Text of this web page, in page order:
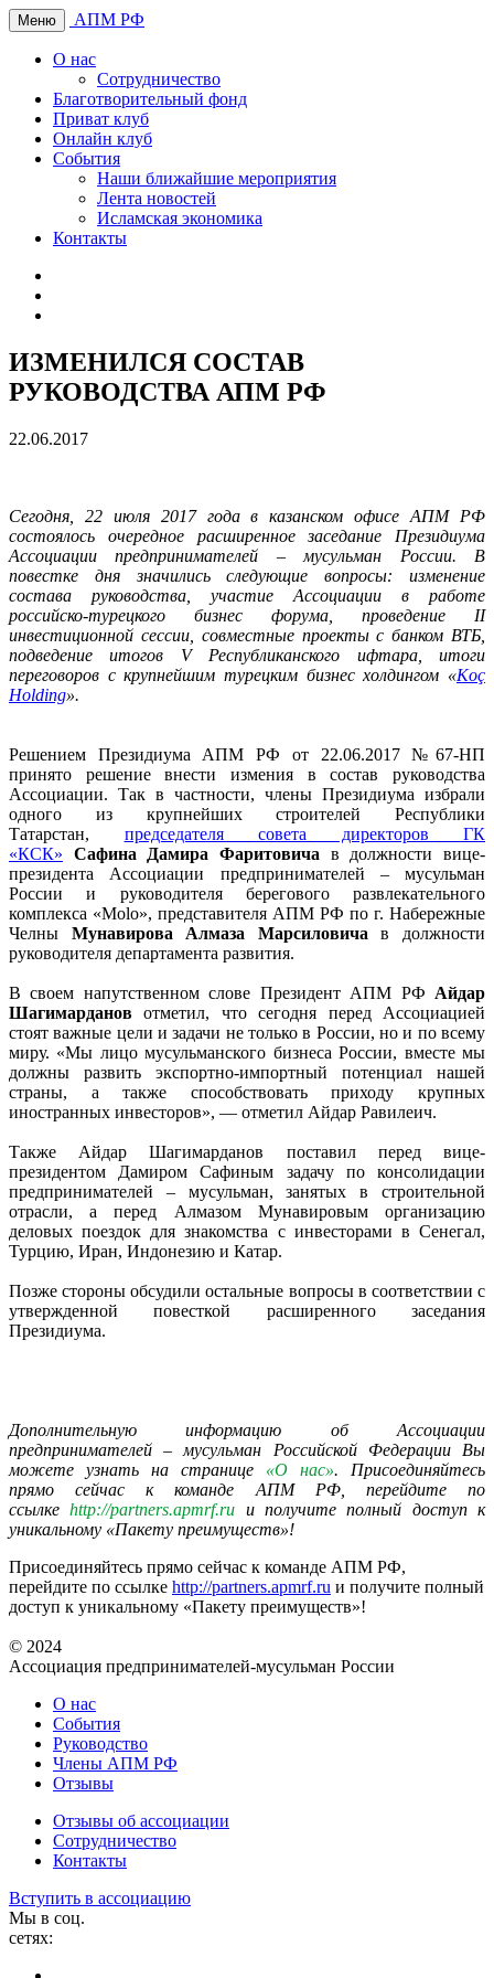
Меню АПМ РФ
О нас
Сотрудничество
Благотворительный фонд
Приват клуб
Онлайн клуб
События
Наши ближайшие мероприятия
Лента новостей
Исламская экономика
Контакты
ИЗМЕНИЛСЯ СОСТАВ
РУКОВОДСТВА АПМ РФ
22.06.2017
Сегодня, 22 июля 2017 года в казанском офисе АПМ РФ
состоялось очередное расширенное заседание Президиума
Ассоциации предпринимателей – мусульман России. В
повестке дня значились следующие вопросы: изменение
состава руководства, участие Ассоциации в работе
российско-турецкого бизнес форума, проведение II
инвестиционной сессии, совместные проекты с банком ВТБ,
подведение итогов V Республиканского ифтара, итоги
переговоров с крупнейшим турецким бизнес холдингом «Koç
Holding».
Решением Президиума АПМ РФ от 22.06.2017 №67-НП
принято решение внести измения в состав руководства
Ассоциации. Так в частности, члены Президиума избрали
одного из крупнейших строителей Республики
Татарстан, председателя совета директоров ГК
«КСК»
Сафина Дамира Фаритовича в должности вице-
президента Ассоциации предпринимателей – мусульман
России и руководителя берегового развлекательного
комплекса «Molo», представителя АПМ РФ по г. Набережные
Челны Мунавирова Алмаза Марсиловича в должности
руководителя департамента развития.
В своем напутственном слове Президент АПМ РФ Айдар
Шагимарданов отметил, что сегодня перед Ассоциацией
стоят важные цели и задачи не только в России, но и по всему
миру. «Мы лицо мусульманского бизнеса России, вместе мы
должны развить экспортно-импортный потенциал нашей
страны, а также способствовать приходу крупных
иностранных инвесторов», — отметил Айдар Равилеич.
Также Айдар Шагимарданов поставил перед вице-
президентом Дамиром Сафиным задачу по консолидации
предпринимателей – мусульман, занятых в строительной
отрасли, а перед Алмазом Мунавировым организацию
деловых поездок для знакомства с инвесторами в Сенегал,
Турцию, Иран, Индонезию и Катар.
Позже стороны обсудили остальные вопросы в соответствии с
утвержденной повесткой расширенного заседания
Президиума.
Дополнительную информацию об Ассоциации
предпринимателей – мусульман Российской Федерации Вы
можете узнать на странице «О нас». Присоединяйтесь
прямо сейчас к команде АПМ РФ, перейдите по
ссылкеhttp://partners.apmrf.ru и получите полный доступ к
уникальному «Пакету преимуществ»!
Присоединяйтесь прямо сейчас к команде АПМ РФ,
перейдите по ссылке http://partners.apmrf.ru и получите полный
доступ к уникальному «Пакету преимуществ»!
© 2024
Ассоциация предпринимателей-мусульман России
О нас
События
Руководство
Члены АПМ РФ
Отзывы
Отзывы об ассоциации
Сотрудничество
Контакты
Вступить в ассоциацию
Мы в соц.
сетях: